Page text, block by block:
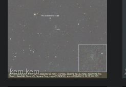
kem.kem